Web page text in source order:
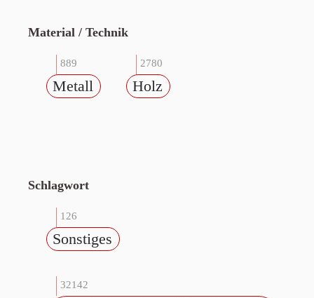
Material / Technik
889
Metall
2780
Holz
Schlagwort
126
Sonstiges
32142